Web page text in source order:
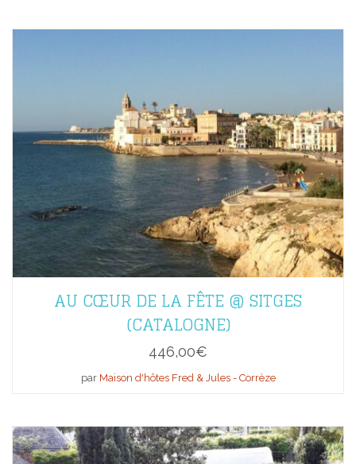
AU CŒUR DE LA FÊTE @ SITGES
(CATALOGNE)
446,00€
par Maison d'hôtes Fred & Jules - Corrèze